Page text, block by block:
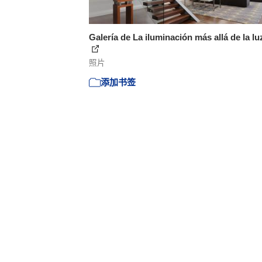
Galería de La iluminación más allá de la
照片
添加书签